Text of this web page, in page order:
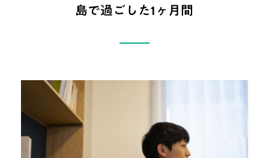
島で過ごした1ヶ月間